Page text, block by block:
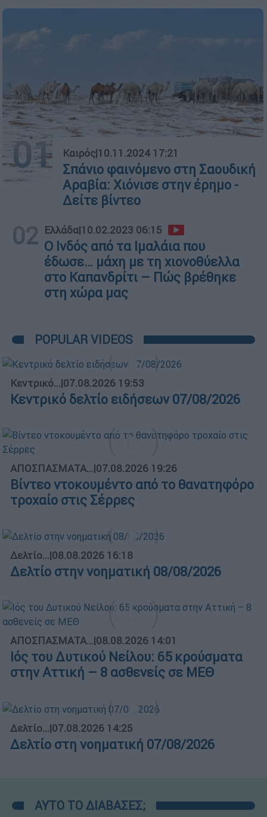
01 Καιρός|10.11.2024 17:21
Σπάνιο φαινόμενο στη Σαουδική
Αραβία: Χιόνισε στην έρημο -
Δείτε βίντεο
02 Ελλάδα|10.02.2023 06:15
Ο Ινδός από τα Ιμαλάια που
έδωσε… μάχη με τη χιονοθύελλα
στο Καπανδρίτι – Πώς βρέθηκε
στη χώρα μας
POPULAR VIDEOS
Κεντρικό...|07.08.2026 19:53
Κεντρικό δελτίο ειδήσεων 07/08/2026
ΑΠΟΣΠΑΣΜΑΤΑ...|07.08.2026 19:26
Βίντεο ντοκουμέντο από το θανατηφόρο
τροχαίο στις Σέρρες
Δελτίο...|08.08.2026 16:18
Δελτίο στην νοηματική 08/08/2026
ΑΠΟΣΠΑΣΜΑΤΑ...|08.08.2026 14:01
Ιός του Δυτικού Νείλου: 65 κρούσματα
στην Αττική – 8 ασθενείς σε ΜΕΘ
Δελτίο...|07.08.2026 14:25
Δελτίο στη νοηματική 07/08/2026
ΑΥΤΟ ΤΟ ΔΙΑΒΑΣΕΣ;